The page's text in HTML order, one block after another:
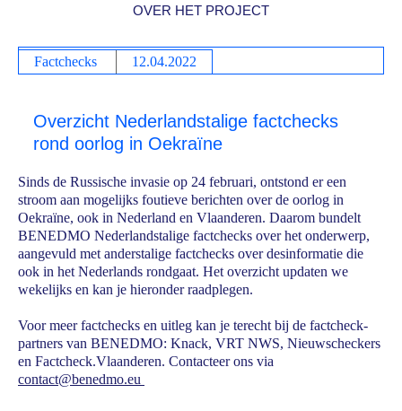
OVER HET PROJECT
Factchecks 12.04.2022
Overzicht Nederlandstalige factchecks
rond oorlog in Oekraïne
Sinds de Russische invasie op 24 februari, ontstond er een
stroom aan mogelijks foutieve berichten over de oorlog in
Oekraïne, ook in Nederland en Vlaanderen. Daarom bundelt
BENEDMO Nederlandstalige factchecks over het onderwerp,
aangevuld met anderstalige factchecks over desinformatie die
ook in het Nederlands rondgaat. Het overzicht updaten we
wekelijks en kan je hieronder raadplegen.
Voor meer factchecks en uitleg kan je terecht bij de factcheck-
partners van BENEDMO: Knack, VRT NWS, Nieuwscheckers
en Factcheck.Vlaanderen. Contacteer ons via
contact@benedmo.eu